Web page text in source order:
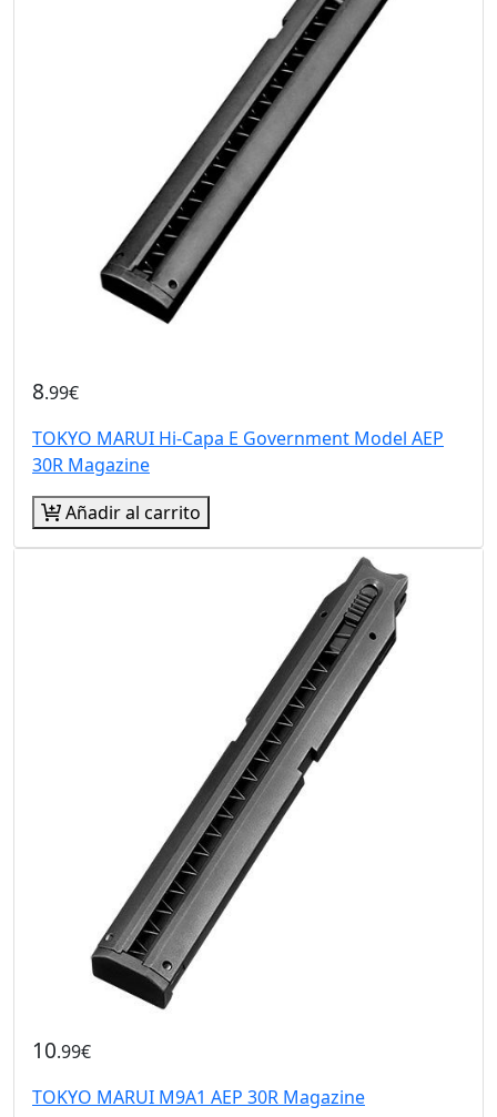
8.99€
TOKYO MARUI Hi-Capa E Government Model AEP
30R Magazine
Añadir al carrito
10.99€
TOKYO MARUI M9A1 AEP 30R Magazine